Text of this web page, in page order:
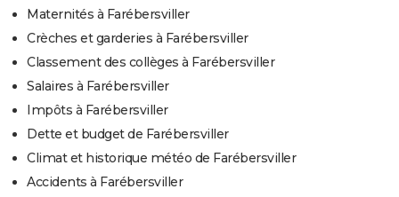
Maternités à Farébersviller
Crèches et garderies à Farébersviller
Classement des collèges à Farébersviller
Salaires à Farébersviller
Impôts à Farébersviller
Dette et budget de Farébersviller
Climat et historique météo de Farébersviller
Accidents à Farébersviller